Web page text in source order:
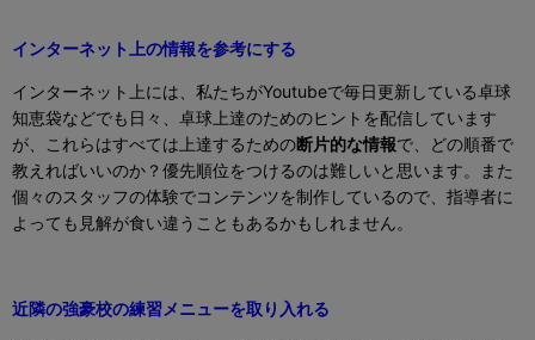
インターネット上の情報を参考にする
インターネット上には、私たちがYoutubeで毎日更新している卓球
知恵袋などでも日々、卓球上達のためのヒントを配信しています
が、これらはすべては上達するための断片的な情報で、どの順番で
教えればいいのか？優先順位をつけるのは難しいと思います。また
個々のスタッフの体験でコンテンツを制作しているので、指導者に
よっても見解が食い違うこともあるかもしれません。
近隣の強豪校の練習メニューを取り入れる